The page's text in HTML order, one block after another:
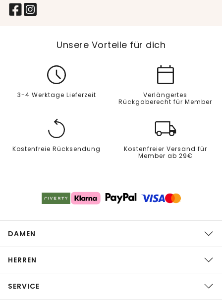
Unsere Vorteile für dich
3-4 Werktage Lieferzeit
Verlängertes
Rückgaberecht für Member
Kostenfreie Rücksendung
Kostenfreier Versand für
Member ab 29€
DAMEN
HERREN
SERVICE